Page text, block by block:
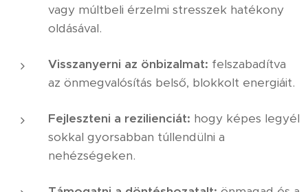
vagy múltbeli érzelmi stresszek hatékony
oldásával.
Visszanyerni az önbizalmat: felszabadítva
az önmegvalósítás belső, blokkolt energiáit.
Fejleszteni a rezilienciát: hogy képes legyél
sokkal gyorsabban túllendülni a
nehézségeken.